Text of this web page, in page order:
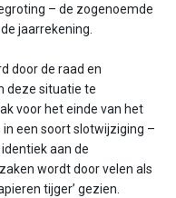
– de zogenoemde
jaarrekening.
door de raad en
deze situatie te
voor het einde van het
een soort slotwijziging –
aan de
wordt door velen als
tijger’ gezien.